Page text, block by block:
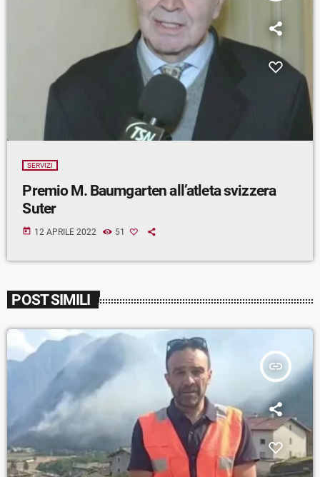
SERVIZI
Premio M. Baumgarten all’atleta svizzera
Suter
today 12 APRILE 2022 51
POST SIMILI
insert_link